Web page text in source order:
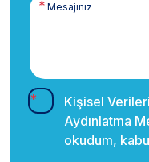
Kişisel
Aydınlatma
okudum,